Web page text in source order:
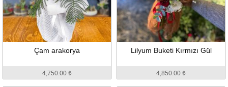
Çam arakorya
4,750.00 ₺
Lilyum Buketi Kırmızı Gül
4,850.00 ₺